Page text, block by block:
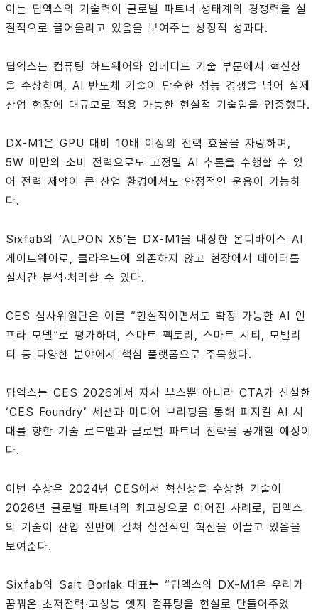
이는 딥엑스의 기술력이 글로벌 파트너 생태계의 경쟁력을 실
질적으로 끌어올리고 있음을 보여주는 상징적 성과다.
딥엑스는 컴퓨팅 하드웨어와 임베디드 기술 부문에서 혁신상
을 수상하며, AI 반도체 기술이 단순한 성능 경쟁을 넘어 실제
산업 현장에 대규모로 적용 가능한 현실적 기술임을 입증했다.
DX-M1은 GPU 대비 10배 이상의 전력 효율을 자랑하며,
5W 미만의 소비 전력으로도 고정밀 AI 추론을 수행할 수 있
어 전력 제약이 큰 산업 환경에서도 안정적인 운용이 가능하
다.
Sixfab의 ‘ALPON X5’는 DX-M1을 내장한 온디바이스 AI
게이트웨이로, 클라우드에 의존하지 않고 현장에서 데이터를
실시간 분석·처리할 수 있다.
CES 심사위원단은 이를 “현실적이면서도 확장 가능한 AI 인
프라 모델”로 평가하며, 스마트 팩토리, 스마트 시티, 모빌리
티 등 다양한 분야에서 핵심 플랫폼으로 주목했다.
딥엑스는 CES 2026에서 자사 부스뿐 아니라 CTA가 신설한
‘CES Foundry’ 세션과 미디어 브리핑을 통해 피지컬 AI 시
대를 향한 기술 로드맵과 글로벌 파트너 전략을 공개할 예정이
다.
이번 수상은 2024년 CES에서 혁신상을 수상한 기술이
2026년 글로벌 파트너의 최고상으로 이어진 사례로, 딥엑스
의 기술이 산업 전반에 걸쳐 실질적인 혁신을 이끌고 있음을
보여준다.
Sixfab의 Sait Borlak 대표는 “딥엑스의 DX-M1은 우리가
꿈꿔온 초저전력·고성능 엣지 컴퓨팅을 현실로 만들어주었